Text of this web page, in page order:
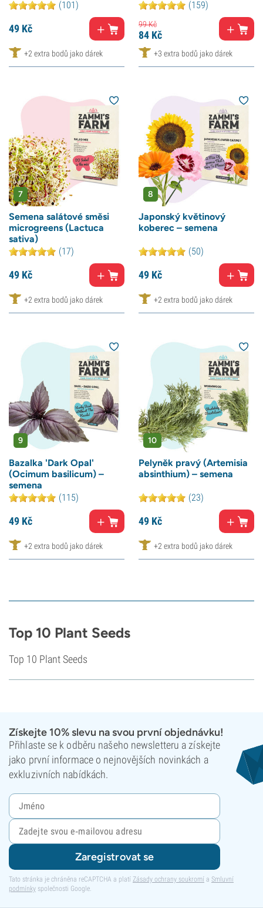
(101)
49 Kč
+2 extra bodů jako dárek
(159)
99Kč
84 Kč
+3 extra bodů jako dárek
7
Semena salátové směsi
microgreens (Lactuca
sativa)
(17)
49 Kč
+2 extra bodů jako dárek
8
Japonský květinový
koberec – semena
(50)
49 Kč
+2 extra bodů jako dárek
9
Bazalka 'Dark Opal'
(Ocimum basilicum) –
semena
(115)
49 Kč
+2 extra bodů jako dárek
10
Pelyněk pravý (Artemisia
absinthium) – semena
(23)
49 Kč
+2 extra bodů jako dárek
Top 10 Plant Seeds
Top 10 Plant Seeds
Získejte 10% slevu na svou první objednávku!
Přihlaste se k odběru našeho newsletteru a získejte
jako první informace o nejnovějších novinkách a
exkluzivních nabídkách.
Zaregistrovat se
Tato stránka je chráněna reCAPTCHA a platí Zásady ochrany soukromí a Smluvní
podmínky společnosti Google.